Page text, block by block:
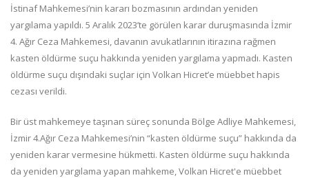
İstinaf Mahkemesi’nin kararı bozmasının ardından yeniden
yargılama yapıldı. 5 Aralık 2023’te görülen karar duruşmasında İzmir
4. Ağır Ceza Mahkemesi, davanın avukatlarının itirazına rağmen
kasten öldürme suçu hakkında yeniden yargılama yapmadı. Kasten
öldürme suçu dışındaki suçlar için Volkan Hicret’e müebbet hapis
cezası verildi.
Bir üst mahkemeye taşınan süreç sonunda Bölge Adliye Mahkemesi,
İzmir 4.Ağır Ceza Mahkemesi’nin “kasten öldürme suçu” hakkında da
yeniden karar vermesine hükmetti. Kasten öldürme suçu hakkında
da yeniden yargılama yapan mahkeme, Volkan Hicret'e müebbet